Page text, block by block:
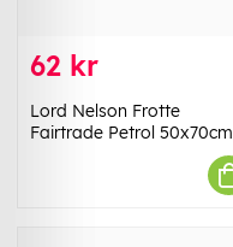
62 kr
Lord Nelson Frotte
Fairtrade Petrol 50x70cm